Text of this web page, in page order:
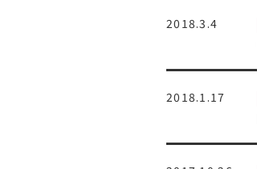
2018.3.4
2018.1.17